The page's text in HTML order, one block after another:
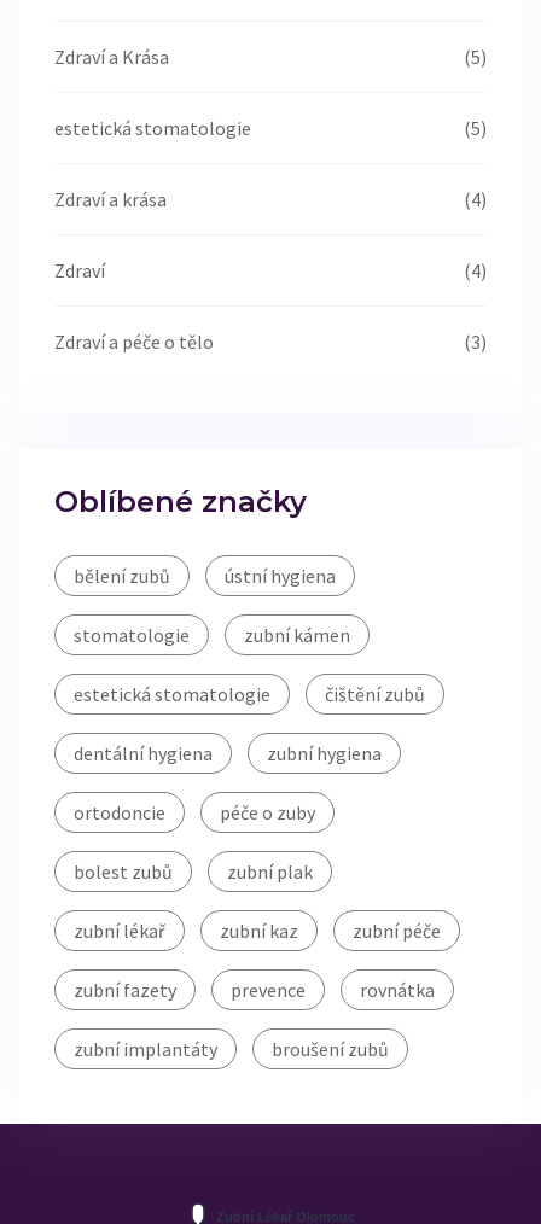
Zdraví a Krása (5)
estetická stomatologie (5)
Zdraví a krása (4)
Zdraví (4)
Zdraví a péče o tělo (3)
Oblíbené značky
bělení zubů ústní hygiena
stomatologie zubní kámen
estetická stomatologie čištění zubů
dentální hygiena zubní hygiena
ortodoncie péče o zuby
bolest zubů zubní plak
zubní lékař zubní kaz zubní péče
zubní fazety prevence rovnátka
zubní implantáty broušení zubů